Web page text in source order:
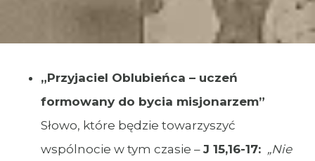
„Przyjaciel Oblubieńca – uczeń
formowany do bycia misjonarzem”
Słowo, które będzie towarzyszyć
wspólnocie w tym czasie – J 15,16-17: „Nie